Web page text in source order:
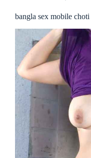
bangla sex mobile choti